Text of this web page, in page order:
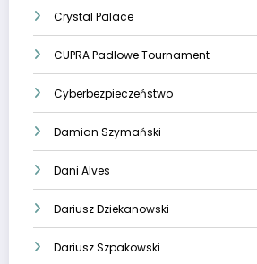
Crystal Palace
CUPRA Padlowe Tournament
Cyberbezpieczeństwo
Damian Szymański
Dani Alves
Dariusz Dziekanowski
Dariusz Szpakowski